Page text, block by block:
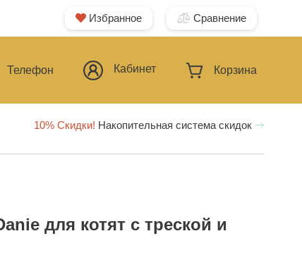
Избранное Сравнение
Телефон Кабинет Корзина
10% Скидки! Накопительная система скидок
для котят с треской и